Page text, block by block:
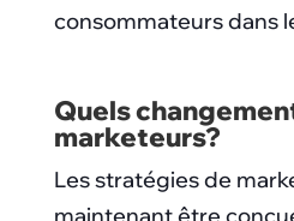
consommateurs dans
Quels
marketeurs?
Les stratégies de